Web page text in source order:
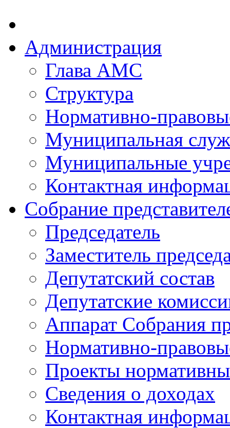
Администрация
Глава АМС
Структура
Нормативно-
Муниципальная
Муниципальные
Контактная
Собрание
Председатель
Заместитель
Депутатский состав
Депутатские
Аппарат Собрания
Нормативно-
Проекты
Сведения о доходах
Контактная